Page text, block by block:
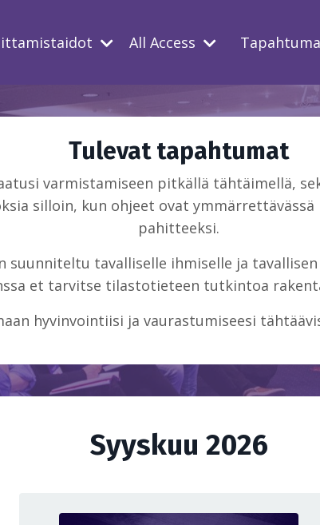
All Access
Tulevat tapahtumat
varmistamiseen pitkällä tähtäimellä,
silloin, kun ohjeet ovat ymmärrettävässä
pahitteeksi.
suunniteltu tavalliselle ihmiselle ja
et tarvitse tilastotieteen tutkintoa
hyvinvointiisi ja vaurastumiseesi
Syyskuu 2026